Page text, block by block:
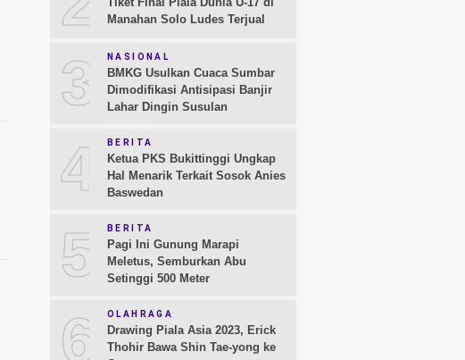
Manahan Solo Ludes Terjual
3 NASIONAL
BMKG Usulkan Cuaca Sumbar
Dimodifikasi Antisipasi Banjir
Lahar Dingin Susulan
4 BERITA
Ketua PKS Bukittinggi Ungkap
Hal Menarik Terkait Sosok Anies
Baswedan
5 BERITA
Pagi Ini Gunung Marapi
Meletus, Semburkan Abu
Setinggi 500 Meter
6 OLAHRAGA
Drawing Piala Asia 2023, Erick
Thohir Bawa Shin Tae-yong ke